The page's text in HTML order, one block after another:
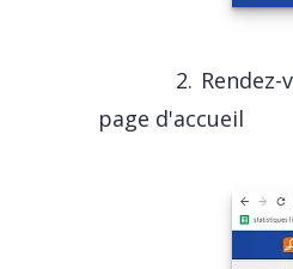
2. Rendez-
page d'accueil